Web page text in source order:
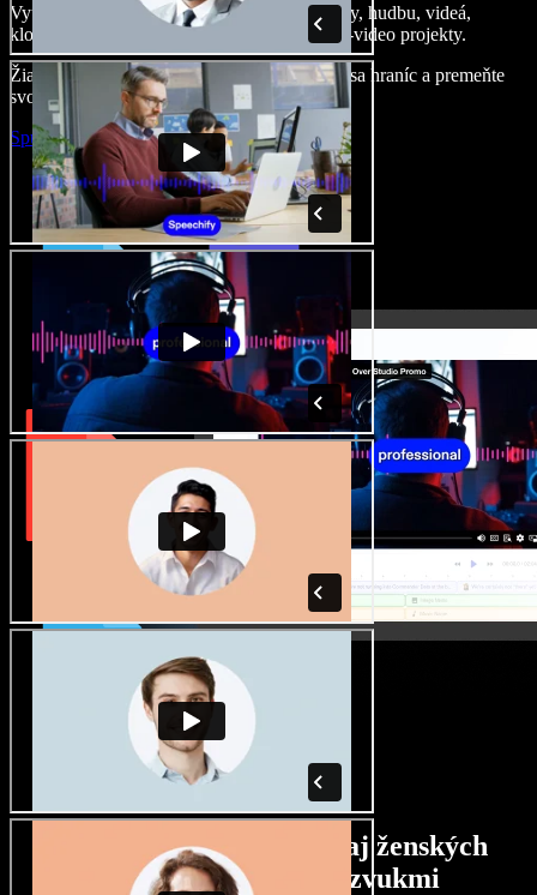
Vytvárajte dabingy, pridajte bezplatné obrázky, hudbu, videá,
klonujte svoj hlas – postavíte pôsobivé audio-video projekty.
Žiadne učenie, všetko v prehliadači – zbavte sa hraníc a premeňte
svoje nápady na realitu.
Spustiť Studio
Široký výber mužských aj ženských
hlasov s rôznymi prízvukmi